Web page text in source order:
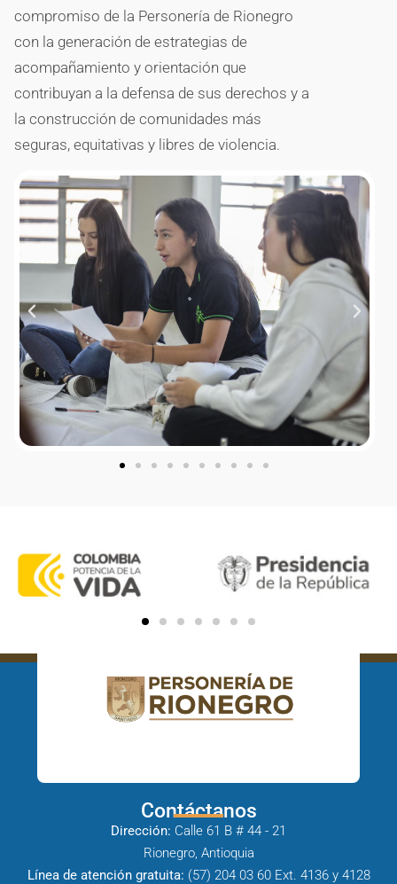
compromiso de la Personería de Rionegro
con la generación de estrategias de
acompañamiento y orientación que
contribuyan a la defensa de sus derechos y a
la construcción de comunidades más
seguras, equitativas y libres de violencia.
Contáctanos
Dirección: Calle 61 B # 44 - 21
Rionegro, Antioquia
Línea de atención gratuita: (57) 204 03 60 Ext. 4136 y 4128